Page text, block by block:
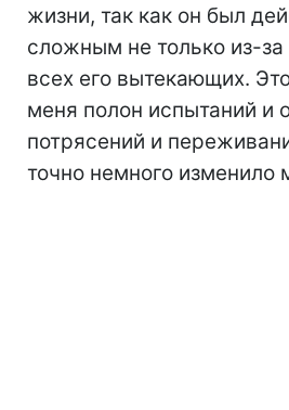
жизни, так как он был
сложным не только из-
всех его вытекающих.
меня полон испытаний и
потрясений и
точно немного изменило